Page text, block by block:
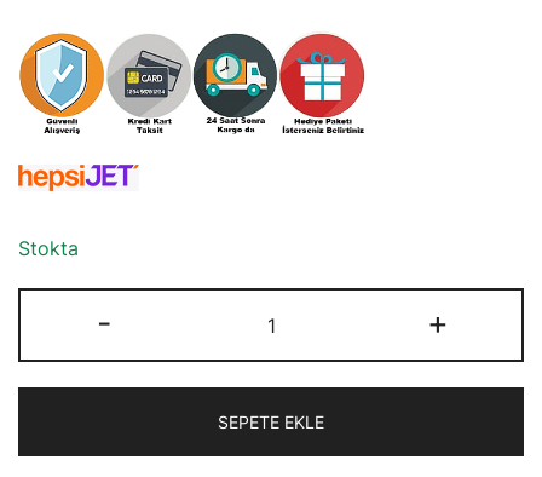
Stokta
-
Hareketli
Kırmızı
Sevgi
Kalpleri
+
SEPETE EKLE